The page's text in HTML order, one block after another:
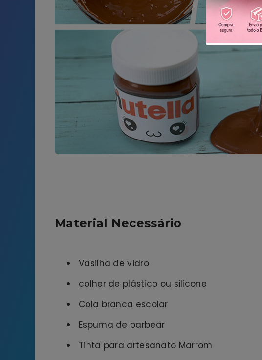
Material Necessário
Vasilha de vidro
colher de plástico ou silicone
Cola branca escolar
Espuma de barbear
Tinta para artesanato Marrom